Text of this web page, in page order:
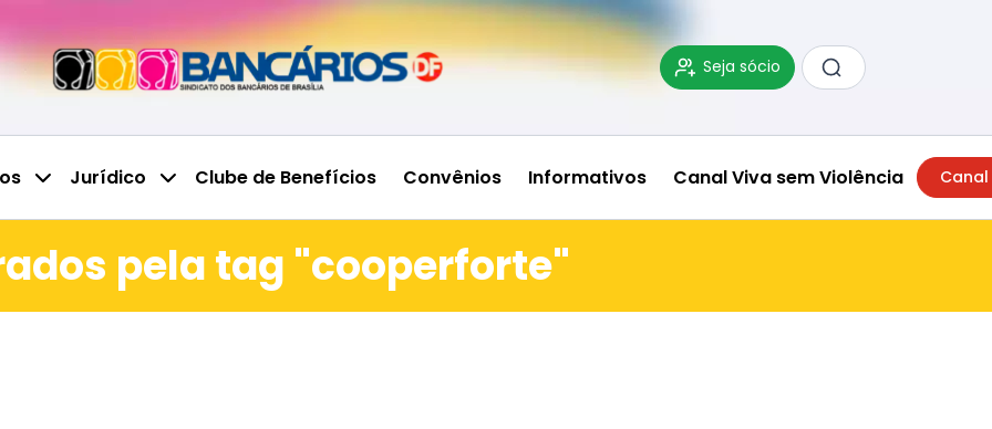
Seja sócio
Jurídico Clube de Benefícios Convênios Informativos Canal Viva sem Violência
pela tag "cooperforte"